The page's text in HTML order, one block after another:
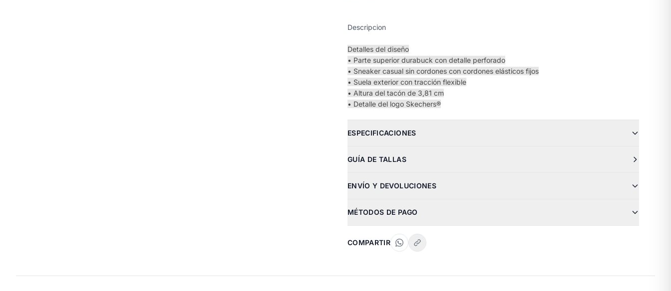
Descripcion
Detalles del diseño
• Parte superior durabuck con detalle perforado
• Sneaker casual sin cordones con cordones elásticos fijos
• Suela exterior con tracción flexible
• Altura del tacón de 3,81 cm
• Detalle del logo Skechers®
ESPECIFICACIONES
GUÍA DE TALLAS
ENVÍO Y DEVOLUCIONES
MÉTODOS DE PAGO
COMPARTIR